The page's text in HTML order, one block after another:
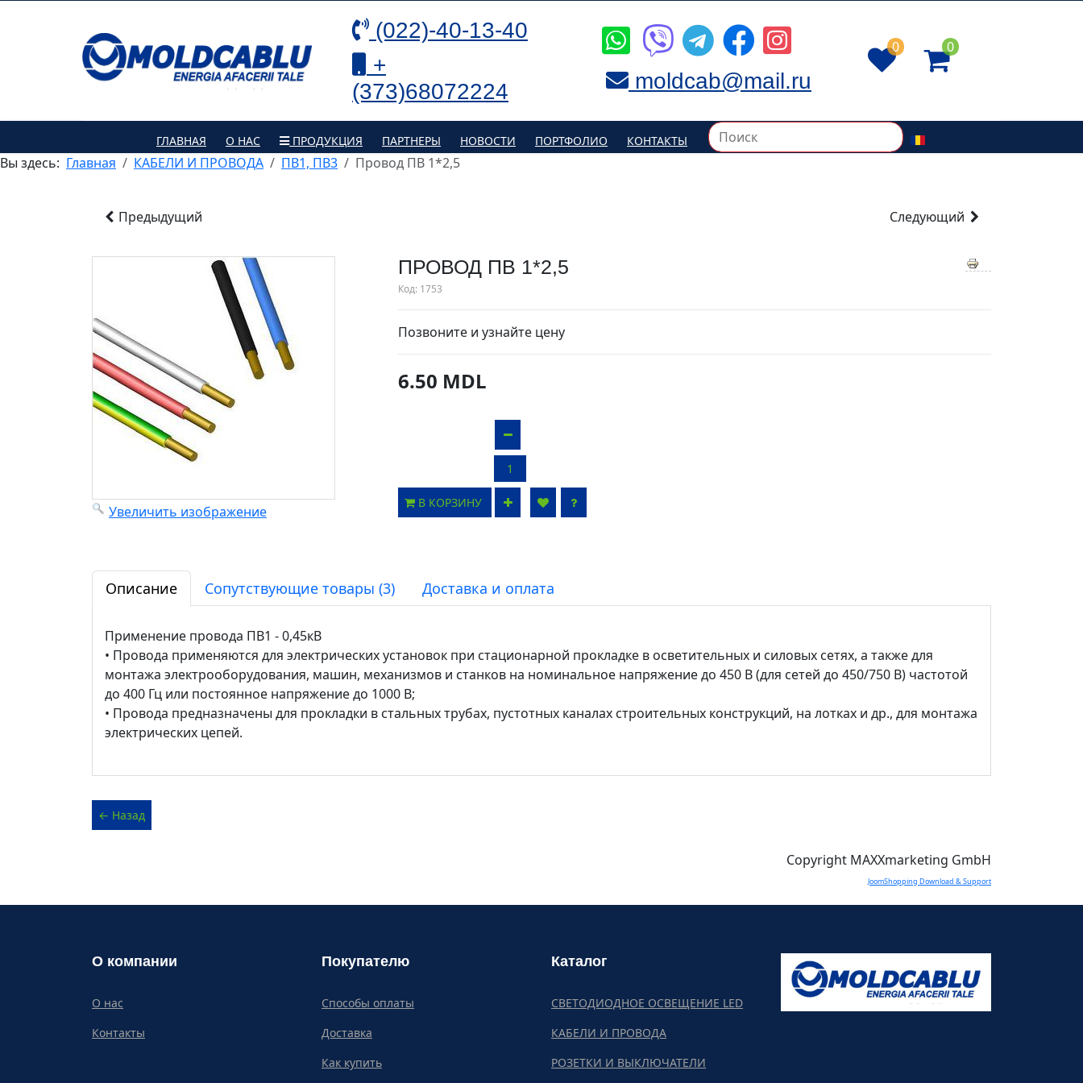
(022)-40-13-40
+
(373)68072224
moldcab@mail.ru
0 0
ГЛАВНАЯ О НАС ПРОДУКЦИЯ ПАРТНЕРЫ НОВОСТИ ПОРТФОЛИО КОНТАКТЫ
Вы здесь: Главная КАБЕЛИ И ПРОВОДА ПВ1, ПВ3 Провод ПВ 1*2,5
Предыдущий Следующий
Увеличить изображение
ПРОВОД ПВ 1*2,5
Код: 1753
Позвоните и узнайте цену
6.50 MDL
В КОРЗИНУ
Описание Сопутствующие товары (3) Доставка и оплата
Применение провода ПВ1 - 0,45кВ
• Провода применяются для электрических установок при стационарной прокладке в осветительных и силовых сетях, а также для
монтажа электрооборудования, машин, механизмов и станков на номинальное напряжение до 450 В (для сетей до 450/750 В) частотой
до 400 Гц или постоянное напряжение до 1000 В;
• Провода предназначены для прокладки в стальных трубах, пустотных каналах строительных конструкций, на лотках и др., для монтажа
электрических цепей.
Copyright MAXXmarketing GmbH
JoomShopping Download & Support
О компании
О нас
Контакты
Покупателю
Способы оплаты
Доставка
Как купить
Каталог
СВЕТОДИОДНОЕ ОСВЕЩЕНИЕ LED
КАБЕЛИ И ПРОВОДА
РОЗЕТКИ И ВЫКЛЮЧАТЕЛИ